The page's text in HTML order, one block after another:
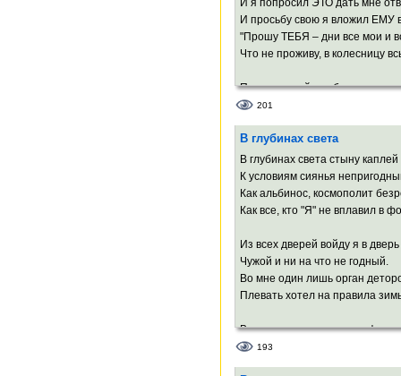
Там, где детишки гуляли с
С карканьем кружит десант
Чёрными сверху махая
Но проходил
Там сегодня
Не
Я.
И просьбу свою я вложил ЕМУ
"Прошу ТЕБЯ – дни все мои и
Что не проживу, в колесницу
Подруги моей, чтобы не
До Судного дня, когда в
И стало вдруг тихо под
И я ощутил, как Архангел изрек
Багрово-кипящее жгучее: "Да!"
201
В глубинах света
В глубинах света стыну
К условиям сиянья
Как альбинос, космополит
Как все, кто "Я" не вплавил в
Из всех дверей войду я в
Чужой и ни на что не годный.
Во мне один лишь орган
Плевать хотел на правила
В противоречье троится
Одно другое заменить готово.
193